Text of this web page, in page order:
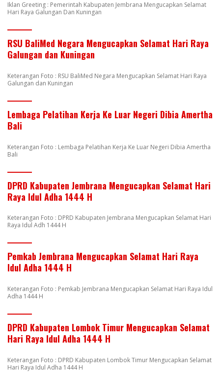
Iklan Greeting : Pemerintah Kabupaten Jembrana Mengucapkan Selamat
Hari Raya Galungan Dan Kuningan
RSU BaliMed Negara Mengucapkan Selamat Hari Raya
Galungan dan Kuningan
Keterangan Foto : RSU BaliMed Negara Mengucapkan Selamat Hari Raya
Galungan dan Kuningan
Lembaga Pelatihan Kerja Ke Luar Negeri Dibia Amertha
Bali
Keterangan Foto : Lembaga Pelatihan Kerja Ke Luar Negeri Dibia Amertha
Bali
DPRD Kabupaten Jembrana Mengucapkan Selamat Hari
Raya Idul Adha 1444 H
Keterangan Foto : DPRD Kabupaten Jembrana Mengucapkan Selamat Hari
Raya Idul Adh 1444 H
Pemkab Jembrana Mengucapkan Selamat Hari Raya
Idul Adha 1444 H
Keterangan Foto : Pemkab Jembrana Mengucapkan Selamat Hari Raya Idul
Adha 1444 H
DPRD Kabupaten Lombok Timur Mengucapkan Selamat
Hari Raya Idul Adha 1444 H
Keterangan Foto : DPRD Kabupaten Lombok Timur Mengucapkan Selamat
Hari Raya Idul Adha 1444 H